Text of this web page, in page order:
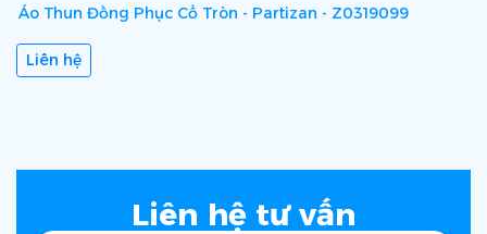
Áo Thun Đồng Phục Cổ Tròn - Partizan - Z0319099
Liên hệ
Liên hệ tư vấn